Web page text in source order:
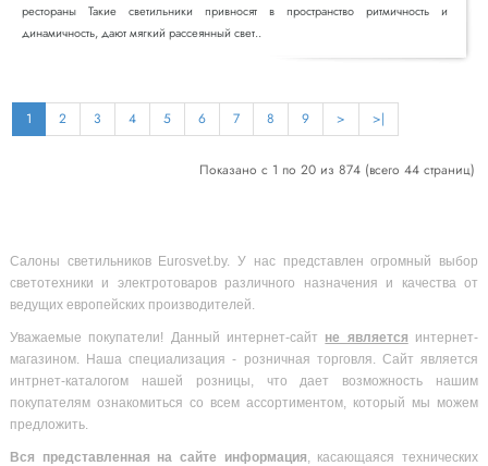
рестораны Такие светильники привносят в пространство ритмичность и
динамичность, дают мягкий рассеянный свет..
1 2 3 4 5 6 7 8 9 > >|
Показано с 1 по 20 из 874 (всего 44 страниц)
Салоны светильников Eurosvet.by. У нас представлен огромный выбор
светотехники и электротоваров различного назначения и качества от
ведущих европейских производителей.
Уважаемые покупатели! Данный интернет-сайт не является интернет-
магазином. Наша специализация - розничная торговля. Сайт является
интрнет-каталогом нашей розницы, что дает возможность нашим
покупателям ознакомиться со всем ассортиментом, который мы можем
предложить.
Вся представленная на сайте информация , касающаяся технических